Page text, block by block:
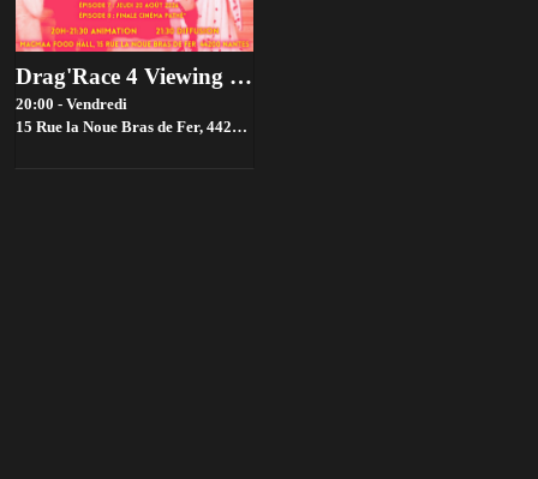
Drag'Race 4 Viewing parties par House of drama 👑✨
20:00 - Vendredi
15 Rue la Noue Bras de Fer, 44200 Nantes, France,